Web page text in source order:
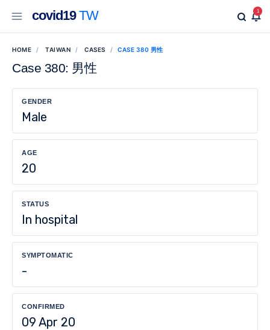
covid19TW 1
HOME TAIWAN CASES CASE 380 男性
Case 380: 男性
GENDER
Male
AGE
20
STATUS
In hospital
SYMPTOMATIC
-
CONFIRMED
09 Apr 20